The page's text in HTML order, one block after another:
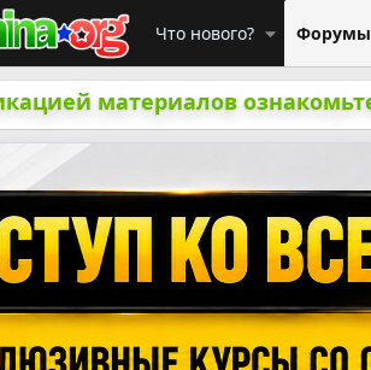
Что нового? Форумы
материалов